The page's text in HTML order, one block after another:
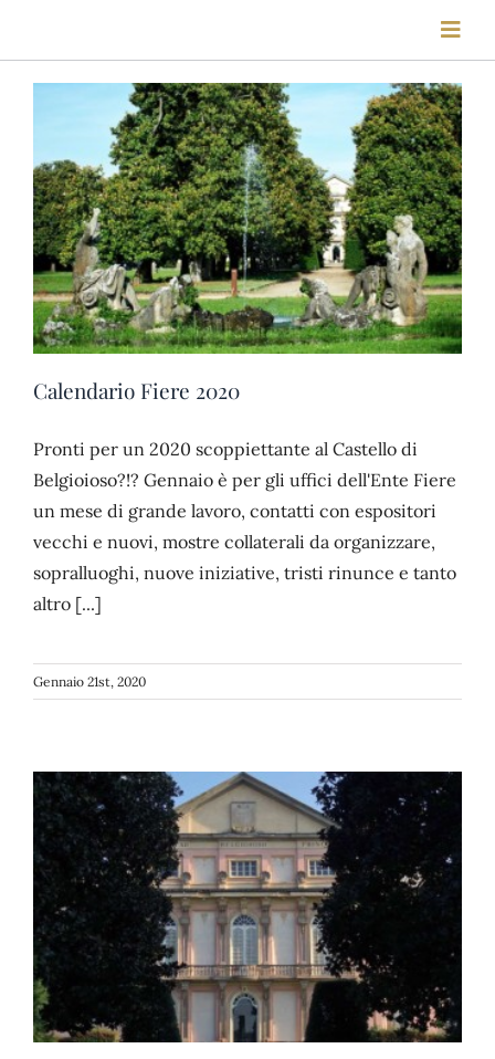
STORIA
FIERE
LOCATION
BLOG
Calendario Fiere 2020
Pronti per un 2020 scoppiettante al Castello di
Belgioioso?!? Gennaio è per gli uffici dell'Ente Fiere
un mese di grande lavoro, contatti con espositori
vecchi e nuovi, mostre collaterali da organizzare,
sopralluoghi, nuove iniziative, tristi rinunce e tanto
altro [...]
Gennaio 21st, 2020